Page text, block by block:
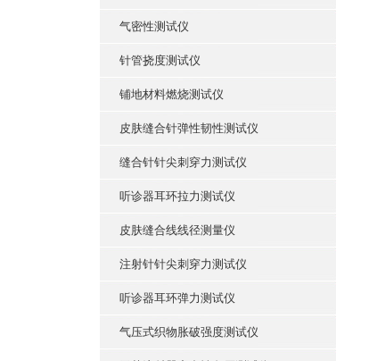
气密性测试仪
针管挠度测试仪
铺地材料燃烧测试仪
皮肤缝合针弹性韧性测试仪
缝合针针尖刺穿力测试仪
听诊器耳环拉力测试仪
皮肤缝合线线径测量仪
注射针针尖刺穿力测试仪
听诊器耳环弹力测试仪
气压式织物胀破强度测试仪